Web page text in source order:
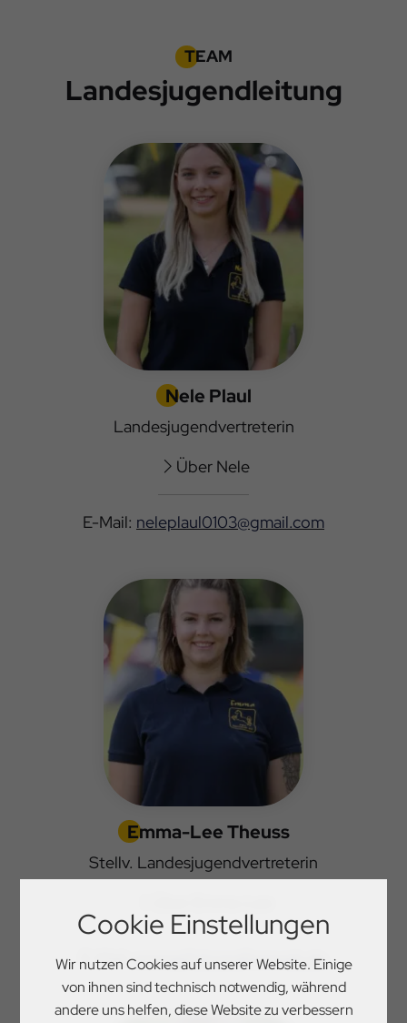
Cookie Einstellungen
Wir nutzen Cookies auf unserer Website. Einige
von ihnen sind technisch notwendig, während
andere uns helfen, diese Website zu verbessern
TEAM
Landesjugendleitung
Nele Plaul
Landesjugendvertreterin
Über Nele
E-Mail: neleplaul0103@gmail.com
Emma-Lee Theuss
Stellv. Landesjugendvertreterin
E-Mail:emmasfotografie@web.de